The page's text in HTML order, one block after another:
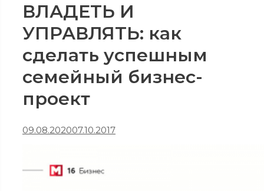
ВЛАДЕТЬ И
УПРАВЛЯТЬ: как
сделать успешным
семейный бизнес-
проект
09.08.202007.10.2017